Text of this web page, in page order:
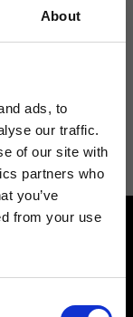
About
ads, to
our traffic.
of our site with
partners who
you’ve
from your use
Per maggiori